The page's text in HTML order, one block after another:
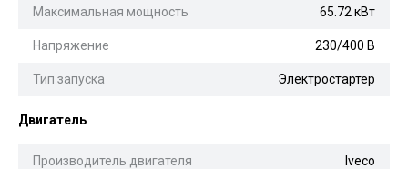
Максимальная мощность 65.72 кВт
Напряжение 230/400 В
Тип запуска Электростартер
Двигатель
Производитель двигателя Iveco